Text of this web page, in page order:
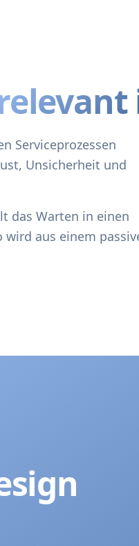
Serviceprozessen
Unsicherheit und
das Warten in einen
aus einem